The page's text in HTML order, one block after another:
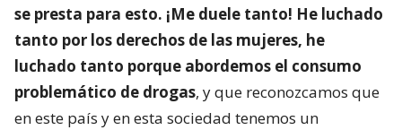
se presta para esto. ¡Me duele tanto! He luchado
tanto por los derechos de las mujeres, he
luchado tanto porque abordemos el consumo
problemático de drogas, y que reconozcamos que
en este país y en esta sociedad tenemos un